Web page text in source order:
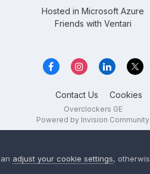
Hosted in Microsoft Azure
Friends with Ventari
Contact Us Cookies
Overclockers GE
Powered by Invision Community
adjust your cookie settings,